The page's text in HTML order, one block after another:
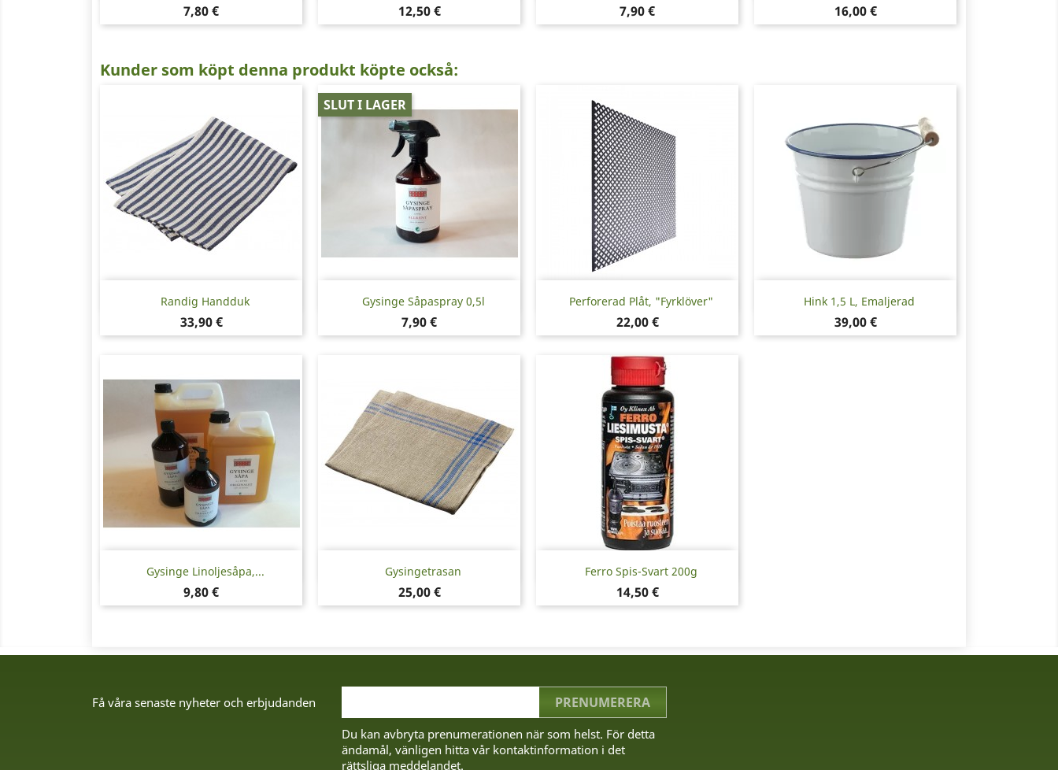
Pris
7,80 € Pris
12,50 € Pris
7,90 € Pris
16,00 €
Kunder som köpt denna produkt köpte också:
Randig Handduk
Pris
33,90 €
Snabbvy Gysinge Såpaspray 0,5l
Pris
7,90 €
SLUT I LAGER
Snabbvy Perforerad Plåt, "Fyrklöver"
Pris
22,00 €
Snabbvy Hink 1,5 L, Emaljerad
Pris
39,00 €
 Snabbvy
Gysinge Linoljesåpa,...
Pris
9,80 €
Snabbvy Gysingetrasan
Pris
25,00 €
Snabbvy Ferro Spis-Svart 200g
Pris
14,50 €
Snabbvy
Få våra senaste nyheter och erbjudanden
Du kan avbryta prenumerationen när som helst. För detta
ändamål, vänligen hitta vår kontaktinformation i det
rättsliga meddelandet.